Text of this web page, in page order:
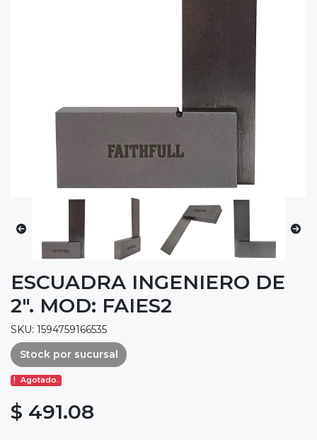
ESCUADRA INGENIERO DE
2". MOD: FAIES2
SKU: 1594759166535
Stock por sucursal
Agotado.
$ 491.08